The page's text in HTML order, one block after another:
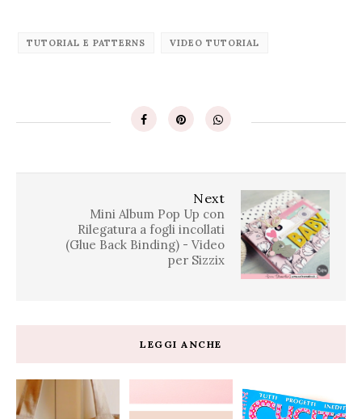
TUTORIAL E PATTERNS VIDEO TUTORIAL
Next
Mini Album Pop Up con
Rilegatura a fogli incollati
(Glue Back Binding) - Video
per Sizzix
LEGGI ANCHE